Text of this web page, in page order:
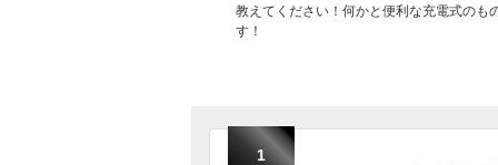
教えてください！何かと便利な充電式のも
す！
1